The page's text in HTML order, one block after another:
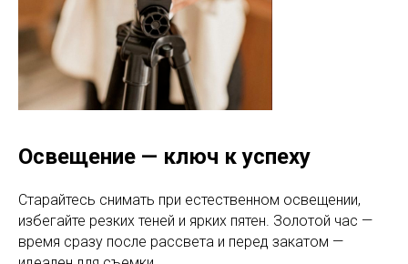
Освещение — ключ к успеху
Старайтесь снимать при естественном освещении,
избегайте резких теней и ярких пятен. Золотой час —
время сразу после рассвета и перед закатом —